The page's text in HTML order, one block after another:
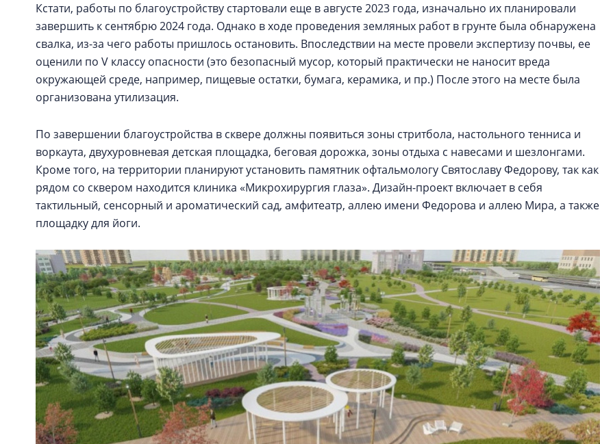
Кстати, работы по благоустройству стартовали еще в августе 2023 года, изначально их планировали
завершить к сентябрю 2024 года. Однако в ходе проведения земляных работ в грунте была обнаружена
свалка, из-за чего работы пришлось остановить. Впоследствии на месте провели экспертизу почвы, ее
оценили по V классу опасности (это безопасный мусор, который практически не наносит вреда
окружающей среде, например, пищевые остатки, бумага, керамика, и пр.) После этого на месте была
организована утилизация.
По завершении благоустройства в сквере должны появиться зоны стритбола, настольного тенниса и
воркаута, двухуровневая детская площадка, беговая дорожка, зоны отдыха с навесами и шезлонгами.
Кроме того, на территории планируют установить памятник офтальмологу Святославу Федорову, так как
рядом со сквером находится клиника «Микрохирургия глаза». Дизайн-проект включает в себя
тактильный, сенсорный и ароматический сад, амфитеатр, аллею имени Федорова и аллею Мира, а также
площадку для йоги.